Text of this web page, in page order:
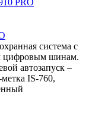
система с
цифровым шинам.
автозапуск –
IS-760,